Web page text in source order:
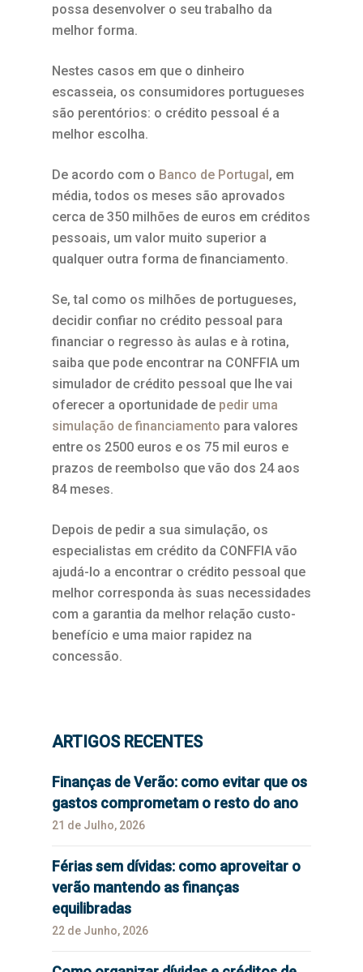
possa desenvolver o seu trabalho da
melhor forma.
Nestes casos em que o dinheiro
escasseia, os consumidores portugueses
são perentórios: o crédito pessoal é a
melhor escolha.
De acordo com o Banco de Portugal, em
média, todos os meses são aprovados
cerca de 350 milhões de euros em créditos
pessoais, um valor muito superior a
qualquer outra forma de financiamento.
Se, tal como os milhões de portugueses,
decidir confiar no crédito pessoal para
financiar o regresso às aulas e à rotina,
saiba que pode encontrar na CONFFIA um
simulador de crédito pessoal que lhe vai
oferecer a oportunidade de pedir uma
simulação de financiamento para valores
entre os 2500 euros e os 75 mil euros e
prazos de reembolso que vão dos 24 aos
84 meses.
Depois de pedir a sua simulação, os
especialistas em crédito da CONFFIA vão
ajudá-lo a encontrar o crédito pessoal que
melhor corresponda às suas necessidades
com a garantia da melhor relação custo-
benefício e uma maior rapidez na
concessão.
ARTIGOS RECENTES
Finanças de Verão: como evitar que os
gastos comprometam o resto do ano
21 de Julho, 2026
Férias sem dívidas: como aproveitar o
verão mantendo as finanças
equilibradas
22 de Junho, 2026